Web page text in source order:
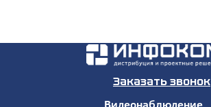
Заказать звонок